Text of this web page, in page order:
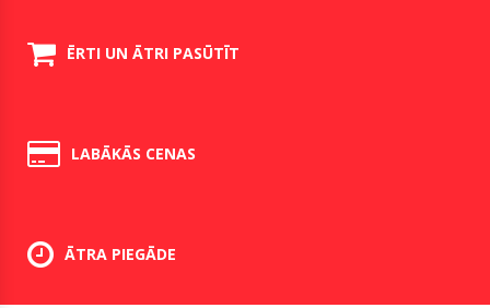
ĒRTI UN ĀTRI PASŪTĪT
LABĀKĀS CENAS
ĀTRA PIEGĀDE